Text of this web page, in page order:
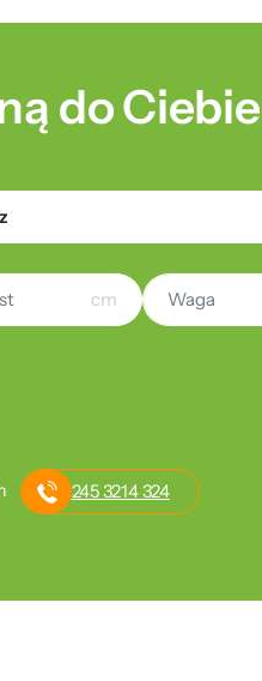
do Ciebie
cm
245 3214 324